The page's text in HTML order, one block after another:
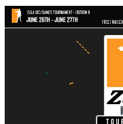
Nyheder
Medier
Guides